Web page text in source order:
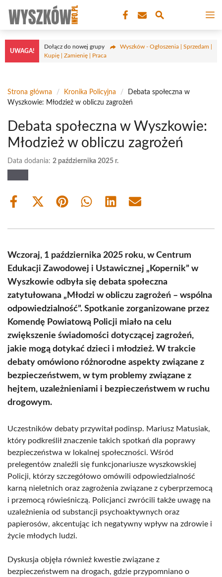
treści
UWAGA!
Dołącz do nowej grupy
Wyszków - Ogłoszenia | Sprzedam |
Kupię | Zamienię | Praca
Strona główna / Kronika Policyjna /
Debata społeczna w
Wyszkowie: Młodzież w obliczu zagrożeń
Debata społeczna w Wyszkowie:
Młodzież w obliczu zagrożeń
Data dodania: 2 października 2025 r.
Share
Share
(Twitter)
Share Share Share Share
Wczoraj, 1 października 2025 roku, w Centrum
Edukacji Zawodowej i Ustawicznej „Kopernik” w
Wyszkowie odbyła się debata społeczna
zatytułowana „Młodzi w obliczu zagrożeń – wspólna
odpowiedzialność”. Spotkanie zorganizowane przez
Komendę Powiatową Policji miało na celu
zwiększenie świadomości dotyczącej zagrożeń,
jakie mogą dotykać dzieci i młodzież. W trakcie
debaty omówiono różnorodne aspekty związane z
bezpieczeństwem, w tym problemy związane z
hejtem, uzależnieniami i bezpieczeństwem w ruchu
drogowym.
Uczestników debaty przywitał podinsp. Mariusz Matusiak,
który podkreślił znaczenie takich spotkań dla poprawy
bezpieczeństwa w lokalnej społeczności. Wśród
prelegentów znaleźli się funkcjonariusze wyszkowskiej
Policji, którzy szczegółowo omówili odpowiedzialność
karną nieletnich oraz zagrożenia związane z cyberprzemocą
i przemocą rówieśniczą. Policjanci zwrócili także uwagę na
uzależnienia od substancji psychoaktywnych oraz
papierosów, akcentując ich negatywny wpływ na zdrowie i
życie młodych ludzi.
Dyskusja objęła również kwestie związane z
bezpieczeństwem na drogach, gdzie przypomniano o